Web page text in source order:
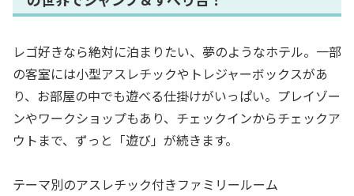
レゴ好きなら絶対に泊まりたい、夢のようなホテル。一部
の客室には小型アスレチックやトレジャーボックスがあ
り、お部屋の中でも遊べる仕掛けがいっぱい。プレイゾー
ンやワークショップもあり、チェックインからチェックア
ウトまで、ずっと「遊び」が続きます。
テーマ別のアスレチック付きファミリールーム